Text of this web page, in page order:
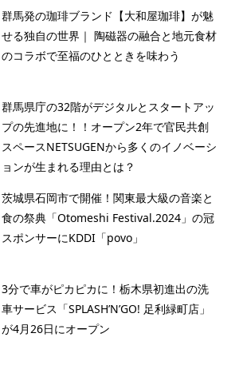
群馬発の珈琲ブランド【大和屋珈琲】が魅
せる独自の世界｜ 陶磁器の融合と地元食材
のコラボで至福のひとときを味わう
群馬県庁の32階がデジタルとスタートアッ
プの先進地に！！オープン2年で官民共創
スペースNETSUGENから多くのイノベーシ
ョンが生まれる理由とは？
茨城県石岡市で開催！関東最大級の音楽と
食の祭典「Otomeshi Festival.2024」の冠
スポンサーにKDDI「povo」
3分で車がピカピカに！栃木県初進出の洗
車サービス「SPLASH’N’GO! 足利緑町店」
が4月26日にオープン